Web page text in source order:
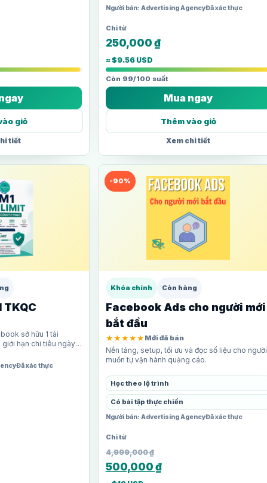
giỏ
tiết
muốn BM uy…
Người bán: Advertising AgencyĐã xác thực
250,000 ₫
≈ $9.56 USD
Còn 99/100 suất
Mua ngay
Thêm vào giỏ
Xem chi tiết
TKQC
sở hữu 1 tài
hạn chi tiêu ngày.
Đã xác thực
-90%
Khóa chính Còn hàng
Facebook Ads cho người mới
bắt đầu
★★★★★ Mới đã bán
Nền tảng, setup, tối ưu và đọc số liệu cho người
muốn tự vận hành quảng cáo.
Học theo lộ trình
Có bài tập thực chiến
Người bán: Advertising AgencyĐã xác thực
4,999,000₫
500,000 ₫